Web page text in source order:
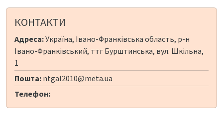
КОНТАКТИ
Адреса:Україна, Івано-Франківська область, р-н
Івано-Франківський, ттг Бурштинська, вул. Шкільна,
1
Пошта: ntgal2010@meta.ua
Телефон: